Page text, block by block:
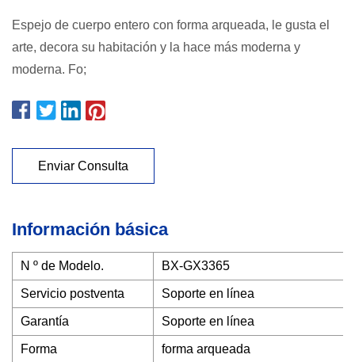
Espejo de cuerpo entero con forma arqueada, le gusta el
arte, decora su habitación y la hace más moderna y
moderna. Fo;
Enviar Consulta
Información básica
N º de Modelo. BX-GX3365
Servicio postventa Soporte en línea
Garantía Soporte en línea
Forma forma arqueada